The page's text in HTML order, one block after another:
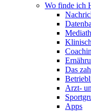
Wo finde ich
Das
Arzt-
Apps